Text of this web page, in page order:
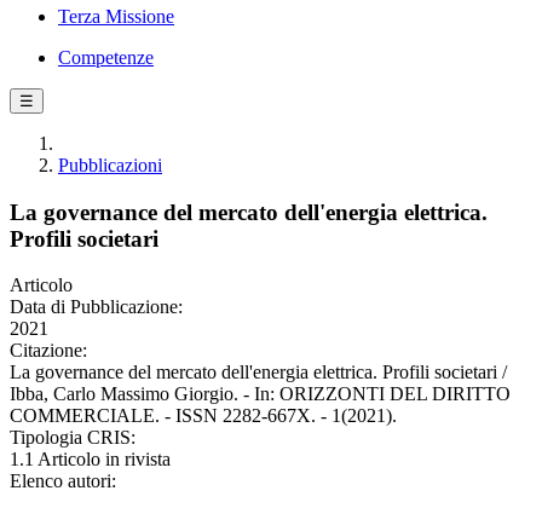
Terza Missione
Competenze
☰
Pubblicazioni
La governance del mercato dell'energia elettrica.
Profili societari
Articolo
Data di Pubblicazione:
2021
Citazione:
La governance del mercato dell'energia elettrica. Profili societari /
Ibba, Carlo Massimo Giorgio. - In: ORIZZONTI DEL DIRITTO
COMMERCIALE. - ISSN 2282-667X. - 1(2021).
Tipologia CRIS:
1.1 Articolo in rivista
Elenco autori: